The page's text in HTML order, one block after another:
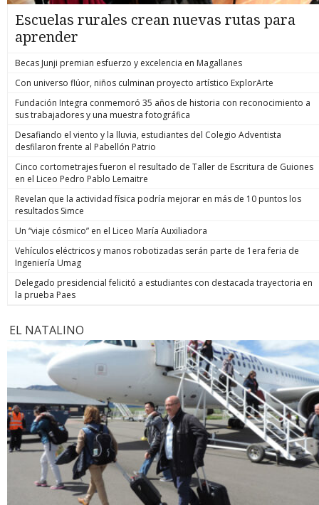
Escuelas rurales crean nuevas rutas para
aprender
Becas Junji premian esfuerzo y excelencia en Magallanes
Con universo flúor, niños culminan proyecto artístico ExplorArte
Fundación Integra conmemoró 35 años de historia con reconocimiento a
sus trabajadores y una muestra fotográfica
Desafiando el viento y la lluvia, estudiantes del Colegio Adventista
desfilaron frente al Pabellón Patrio
Cinco cortometrajes fueron el resultado de Taller de Escritura de Guiones
en el Liceo Pedro Pablo Lemaitre
Revelan que la actividad física podría mejorar en más de 10 puntos los
resultados Simce
Un “viaje cósmico” en el Liceo María Auxiliadora
Vehículos eléctricos y manos robotizadas serán parte de 1era feria de
Ingeniería Umag
Delegado presidencial felicitó a estudiantes con destacada trayectoria en
la prueba Paes
EL NATALINO